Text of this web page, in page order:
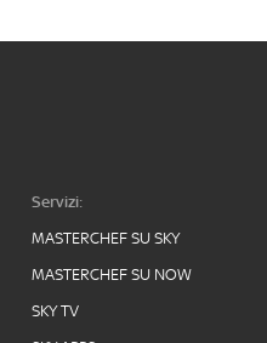
Servizi:
MASTERCHEF SU SKY
MASTERCHEF SU NOW
SKY TV